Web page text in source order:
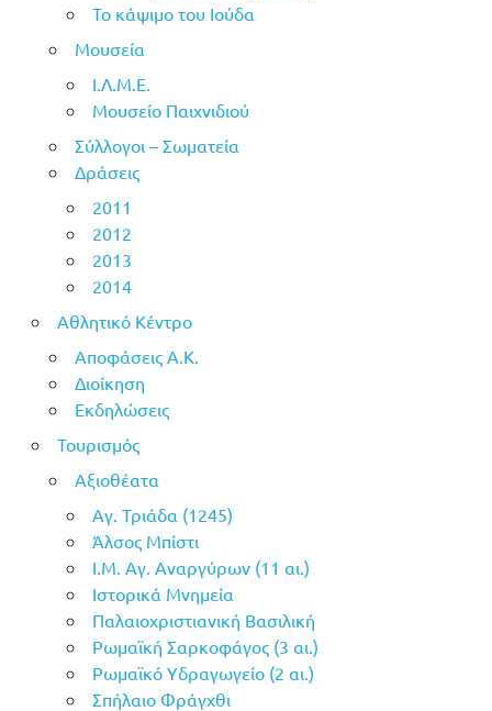
Το κάψιμο του Ιούδα
Μουσεία
Ι.Λ.Μ.Ε.
Μουσείο Παιχνιδιού
Σύλλογοι – Σωματεία
Δράσεις
2011
2012
2013
2014
Αθλητικό Κέντρο
Αποφάσεις Α.Κ.
Διοίκηση
Εκδηλώσεις
Τουρισμός
Αξιοθέατα
Αγ. Τριάδα (1245)
Άλσος Μπίστι
Ι.Μ. Αγ. Αναργύρων (11 αι.)
Ιστορικά Μνημεία
Παλαιοχριστιανική Βασιλική
Ρωμαϊκή Σαρκοφάγος (3 αι.)
Ρωμαϊκό Υδραγωγείο (2 αι.)
Σπήλαιο Φράγχθι